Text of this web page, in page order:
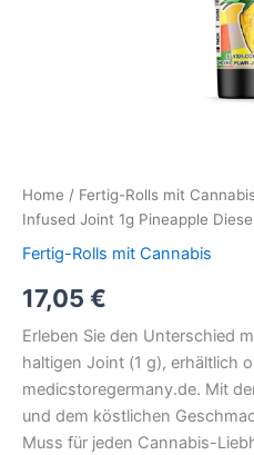
Home / Fertig-Rolls mit
Infused Joint 1g Pineapple
Fertig-Rolls mit Cannabis
17,05 €
Erleben Sie den Unterschied
haltigen Joint (1 g), erhältlich
medicstoregermany.de. Mit
und dem köstlichen
Muss für jeden Cannabis-